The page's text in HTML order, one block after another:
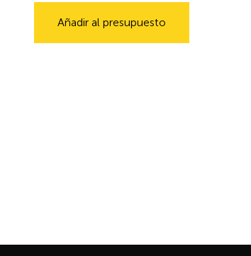
Añadir al presupuesto